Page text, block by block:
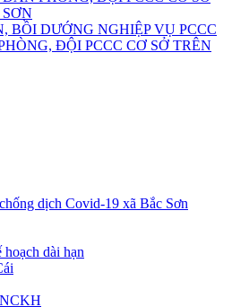
BỒI DƯỚNG NGHIỆP VỤ PCCC
ĐỘI PCCC CƠ SỞ TRÊN